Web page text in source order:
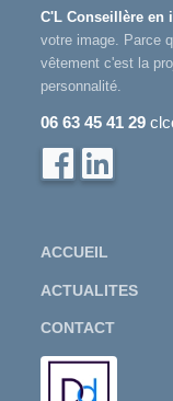
C'L Conseillère en
votre image. Parce
vêtement c'est la
personnalité.
06 63 45 41 29
ACCUEIL
ACTUALITES
CONTACT